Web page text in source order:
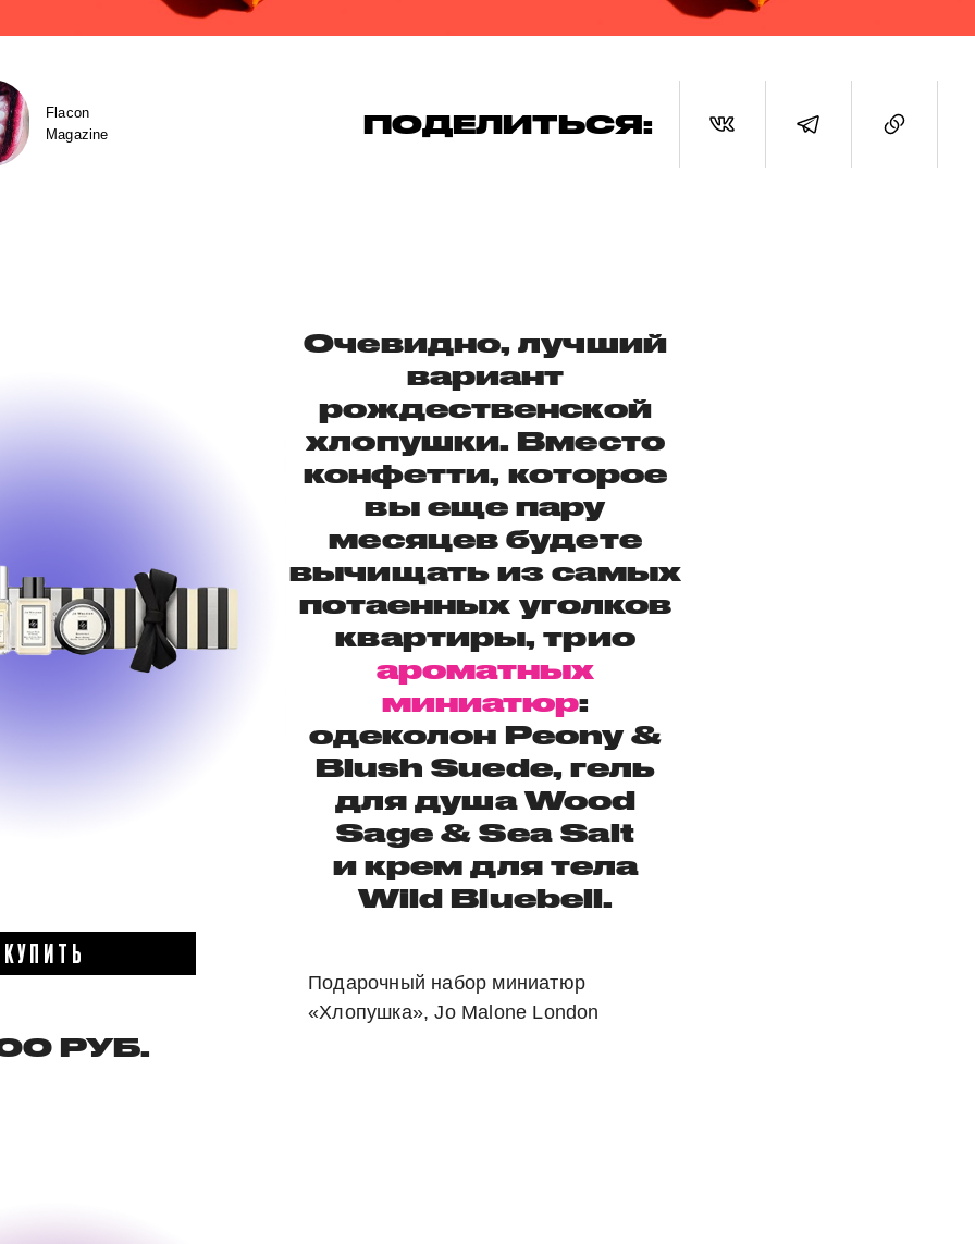
Flacon
Magazine
ПОДЕЛИТЬСЯ:
КУПИТЬ
РУБ.
Очевидно, лучший
вариант
рождественской
хлопушки. Вместо
конфетти, которое
вы еще пару
месяцев будете
вычищать из самых
потаенных уголков
квартиры, трио
ароматных
миниатюр:
одеколон Peony &
Blush Suede, гель
для душа Wood
Sage & Sea Salt
и крем для тела
Wild Bluebell.
Подарочный набор миниатюр
«Хлопушка», Jo Malone London